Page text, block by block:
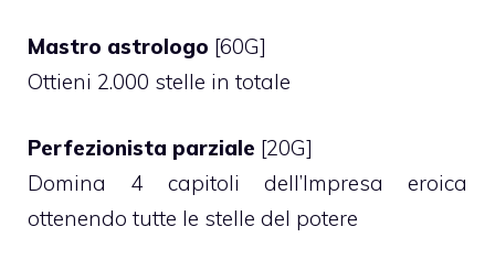
Mastro astrologo [60G]
Ottieni 2.000 stelle in totale
Perfezionista parziale [20G]
Domina 4 capitoli dell’Impresa eroica
ottenendo tutte le stelle del potere